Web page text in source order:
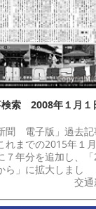
検索 2008年１月１
聞 電子版」過去記
れまでの2015年１
７年分を追加し、
ら」に拡大しまし
交通新